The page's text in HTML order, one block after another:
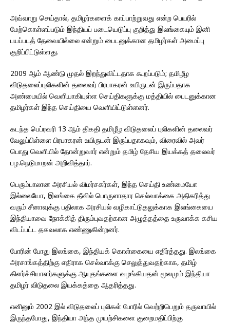
அவ்வாறு செய்தால், தமிழர்களைக் காப்பாற்றுவது என்ற பெயரில்
மேற்கொள்ளப்படும் இந்தியப் படையெடுப்பு குறித்து இலங்கையும் இனி
பயப்படத் தேவையில்லை என்றும் பைடனுக்கான தமிழர்கள் அமைப்பு
குறிப்பிட்டுள்ளது.
2009 ஆம் ஆண்டு முதல் இறந்துவிட்டதாக கூறப்படும்; தமிழீழ
விடுதலைப்புலிகளின் தலைவர் பிரபாகரன் உயிருடன் இருப்பதாக
அண்மையில் வெளியாகியுள்ள செய்திகளுக்கு மத்தியில் பைடனுக்கான
தமிழர்கள் இந்த செய்தியை வெளியிட்டுள்ளனர்.
கடந்த பெப்ரவரி 13 ஆம் திகதி தமிழீழ விடுதலைப் புலிகளின் தலைவர்
வேலுப்பிள்ளை பிரபாகரன் உயிருடன் இருப்பதாகவும், விரைவில் அவர்
பொது வெளியில் தோன்றுவார் என்றும் தமிழ் தேசிய இயக்கத் தலைவர்
பழ.நெடுமாறன் அறிவித்தார்.
பெரும்பாலான அரசியல் விமர்சகர்கள், இந்த செய்தி உண்மையோ
இல்லையோ, இலங்கை தீவில் பொருளாதார செல்வாக்கை அதிகரித்து
வரும் சீனாவுக்கு பதிலாக அரசியல் வழிகாட்டுதலுக்காக இலங்கையை
இந்தியாவை நோக்கித் திரும்புவதற்கான அழுத்தத்தை உருவாக்க கசிய
விடப்பட்ட தகவலாக எண்ணுகின்றனர்.
போரின் போது இலங்கை, இந்தியக் கொள்கையை எதிர்த்தது. இலங்கை
அரசாங்கத்திற்கு எதிராக செல்வாக்கு செலுத்துவதற்காக, தமிழ்
கிளர்ச்சியாளர்களுக்கு ஆயுதங்களை வழங்கியதன் மூலமும் இந்தியா
தமிழர் விடுதலை இயக்கத்தை ஆதரித்தது.
எனினும் 2002 இல் விடுதலைப் புலிகள் போரில் வெற்றிபெறும் தருவாயில்
இருந்தபோது, இந்தியா அந்த முயற்சிகளை குறைமதிப்பிற்கு